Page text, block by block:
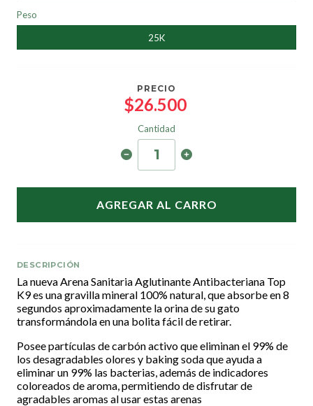
Peso
25K
PRECIO
$26.500
Cantidad
AGREGAR AL CARRO
DESCRIPCIÓN
La nueva Arena Sanitaria Aglutinante Antibacteriana Top
K9 es una gravilla mineral 100% natural, que absorbe en 8
segundos aproximadamente la orina de su gato
transformándola en una bolita fácil de retirar.
Posee partículas de carbón activo que eliminan el 99% de
los desagradables olores y baking soda que ayuda a
eliminar un 99% las bacterias, además de indicadores
coloreados de aroma, permitiendo de disfrutar de
agradables aromas al usar estas arenas